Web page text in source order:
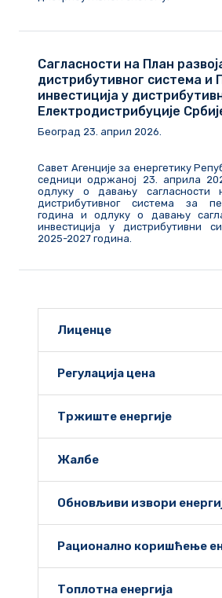
Сагласности на План
дистрибутивног система и
инвестиција у
Електродистрибуције
Београд 23. април 2026.
Савет Агенције за енергетику
седници одржаној 23. априла
одлуку о давању сагласности
дистрибутивног система за
година и одлуку о давању
инвестиција у дистрибутивни
2025-2027 година.
Лиценце
Регулација цена
Тржиште енергије
Жалбе
Обновљиви извори
Рационално коришћење
Топлотна енергија